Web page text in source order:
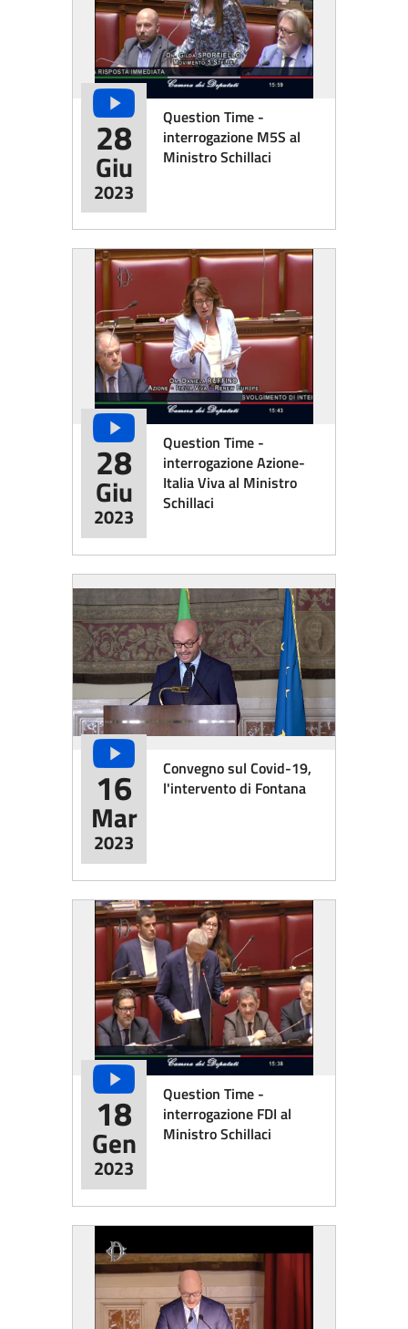
Question Time -
interrogazione M5S al
Ministro Schillaci
28
Giu
2023
Question Time -
interrogazione Azione-
Italia Viva al Ministro
Schillaci
28
Giu
2023
Convegno sul Covid-19,
l'intervento di Fontana
16
Mar
2023
Question Time -
interrogazione FDI al
Ministro Schillaci
18
Gen
2023